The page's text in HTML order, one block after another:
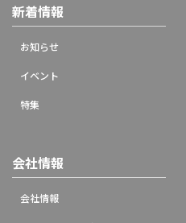
新着情報
お知らせ
イベント
特集
会社情報
会社情報